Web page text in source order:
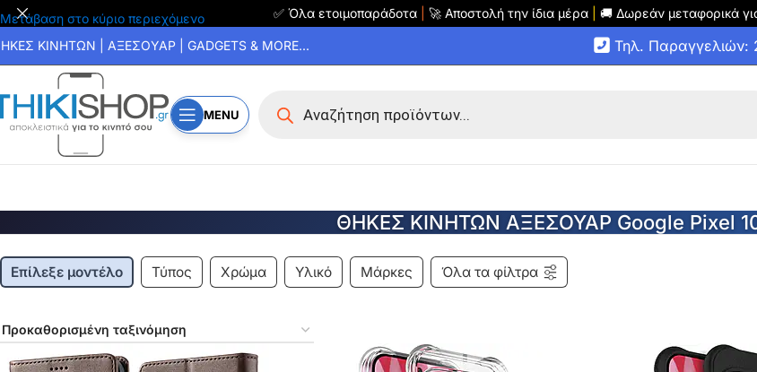
Μετάβαση στο κύριο περιεχόμενο ✅ Όλα ετοιμοπαράδοτα 🚀 Αποστολή την ίδια μέρα 🚚 Δωρεάν μεταφορικά
ΚΙΝΗΤΩΝ | ΑΞΕΣΟΥΑΡ | GADGETS & MORE... Τηλ. Παραγγελιών:
MENU
ΘΗΚΕΣ ΚΙΝΗΤΩΝ ΑΞΕΣΟΥΑΡ Google Pixel
Επίλεξε μοντέλο Τύπος Χρώμα Υλικό Μάρκες Όλα τα φίλτρα